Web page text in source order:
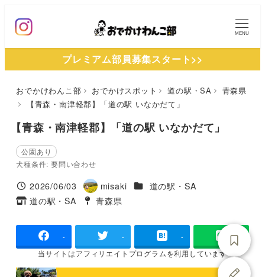
ン
MENU
プレミアム部員募集スタート>>
おでかけわんこ部 おでかけスポット 道の駅・SA
青森県
【青森・南津軽郡】「道の駅 いなかだて」
【青森・南津軽郡】「道の駅 いなかだて」
公園あり
犬種条件: 要問い合わせ
投稿日
2026/06/03
著
者
misaki 施設ジャンル
道の駅・SA
タグ
道の駅・SA
タグ
青森県
- - -
当サイトはアフィリエイトプログラムを利用しています